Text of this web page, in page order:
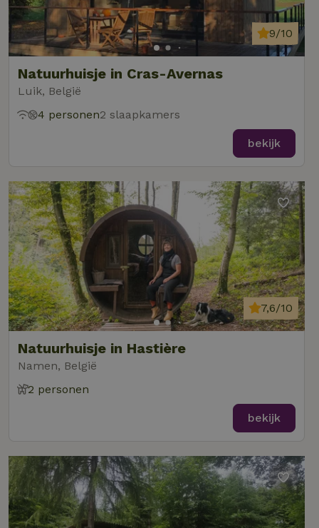
Natuurhuisje in Cras-Avernas
Luik, België
9/10
4 personen2 slaapkamers
bekijk
Natuurhuisje in Hastière
Namen, België
7,6/10
2 personen
bekijk